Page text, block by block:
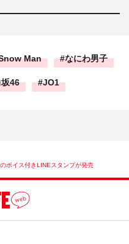
Man なにわ男子
46 JO1
ボイス付きLINEスタンプが発売